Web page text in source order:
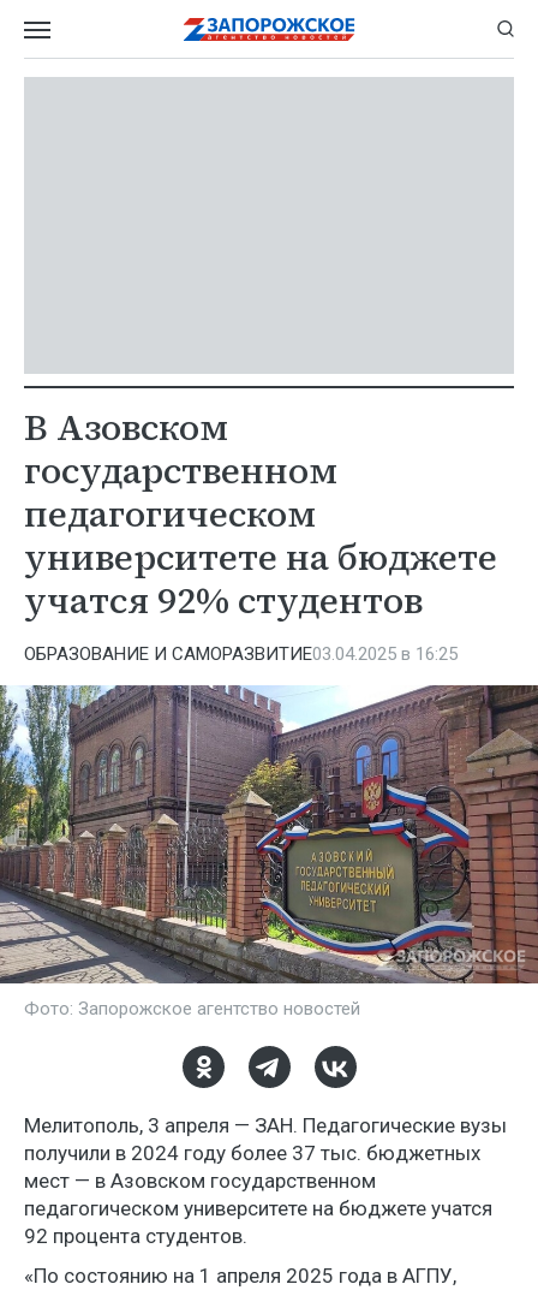
В Азовском
государственном
педагогическом
университете на бюджете
учатся 92% студентов
ОБРАЗОВАНИЕ И САМОРАЗВИТИЕ03.04.2025 в 16:25
Фото: Запорожское агентство новостей
Мелитополь, 3 апреля — ЗАН. Педагогические вузы
получили в 2024 году более 37 тыс. бюджетных
мест — в Азовском государственном
педагогическом университете на бюджете учатся
92 процента студентов.
«По состоянию на 1 апреля 2025 года в АГПУ,